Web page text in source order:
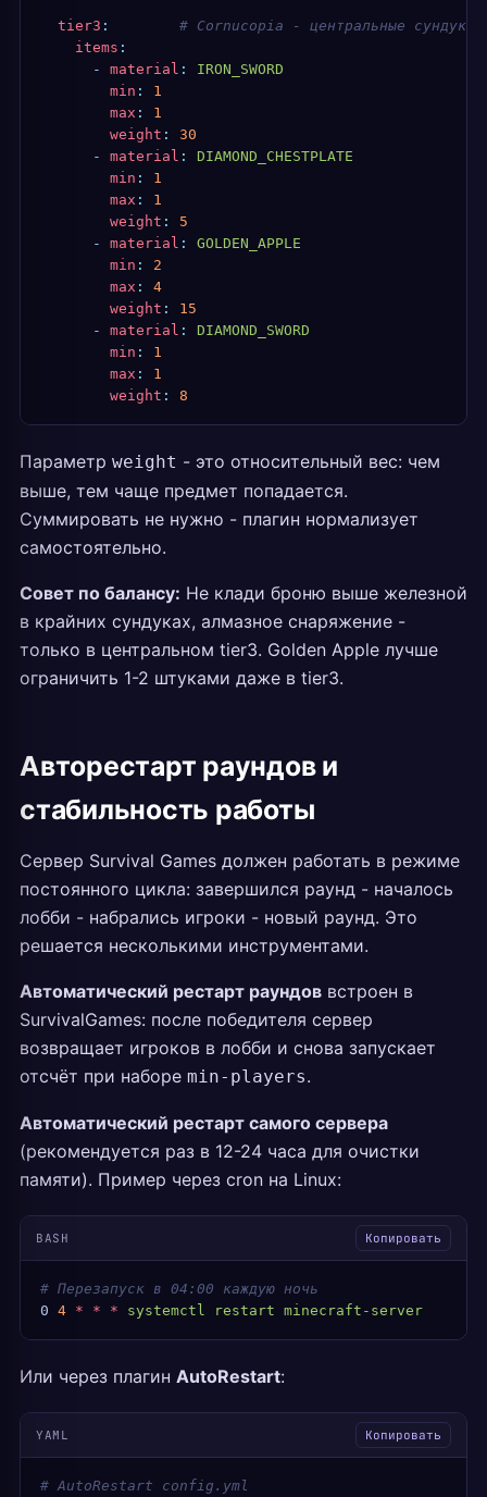
  tier3
:
        # Cornucopia - центральные сундуки
    items
:
      -
material :
IRON_SWORD
        min
:
1
        max
:
1
        weight
:
30
      -
material :
DIAMOND_CHESTPLATE
        min
:
1
        max
:
1
        weight
:
5
      -
material :
GOLDEN_APPLE
        min
:
2
        max
:
4
        weight
:
15
      -
material :
DIAMOND_SWORD
        min
:
1
        max
:
1
        weight
: 8
Параметр weight - это относительный вес: чем
выше, тем чаще предмет попадается.
Суммировать не нужно - плагин нормализует
самостоятельно.
Совет по балансу: Не клади броню выше железной
в крайних сундуках, алмазное снаряжение -
только в центральном tier3. Golden Apple лучше
ограничить 1-2 штуками даже в tier3.
Авторестарт раундов и
стабильность работы
Сервер Survival Games должен работать в режиме
постоянного цикла: завершился раунд - началось
лобби - набрались игроки - новый раунд. Это
решается несколькими инструментами.
Автоматический рестарт раундов встроен в
SurvivalGames: после победителя сервер
возвращает игроков в лобби и снова запускает
отсчёт при наборе min-players.
Автоматический рестарт самого сервера
(рекомендуется раз в 12-24 часа для очистки
памяти). Пример через cron на Linux:
BASH Копировать
# Перезапуск в 04:00 каждую ночь
0 4 * * * systemctl restart minecraft-server
Или через плагин AutoRestart:
YAML Копировать
# AutoRestart config.yml